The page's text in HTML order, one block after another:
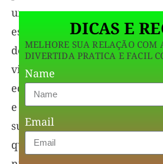
um
estilo
de
vida
equilibrado
e
sustentável
que
DICAS E
MELHORE SUA RELAÇÃO
DIVERTIDA PRATICA E FACIL
Name
Email